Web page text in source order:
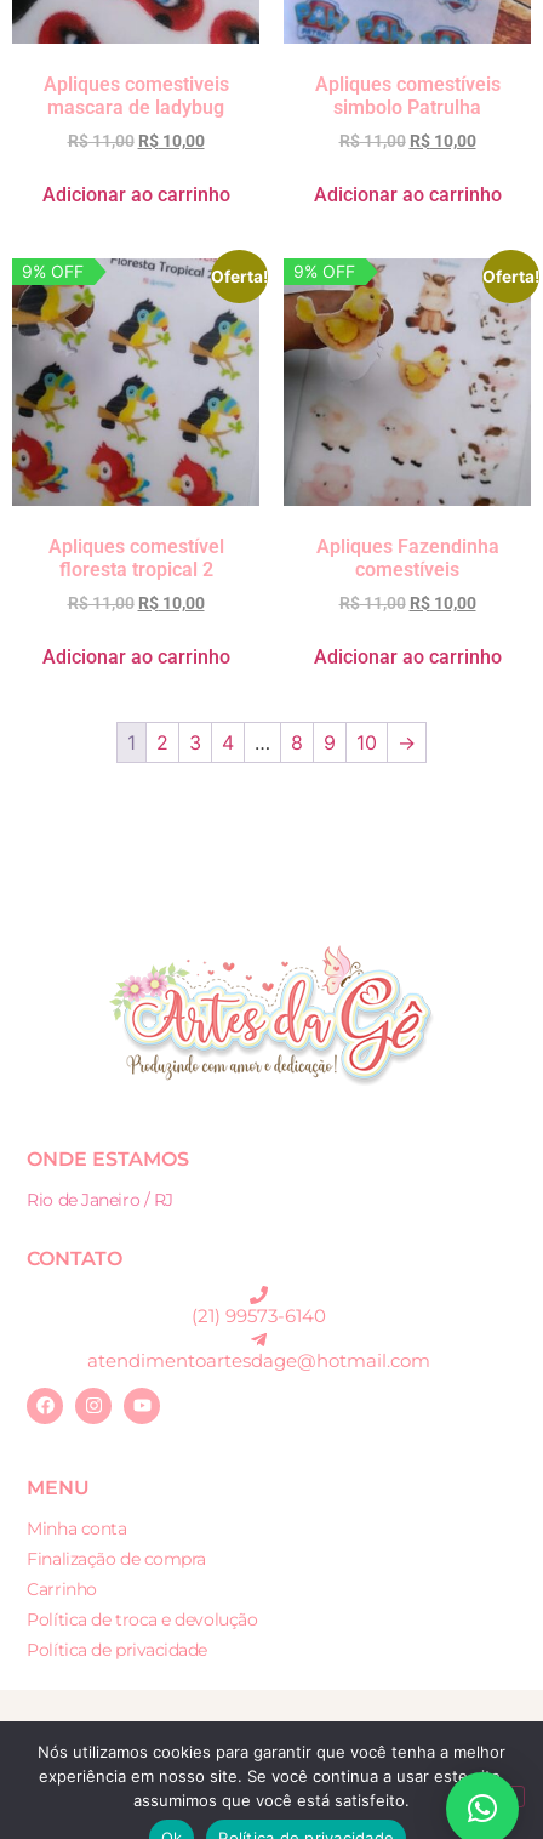
Apliques comestiveis
mascara de ladybug
R$11,00 R$10,00
Adicionar ao carrinho
Apliques comestíveis
simbolo Patrulha
R$11,00 R$10,00
Adicionar ao carrinho
Oferta!
9% OFF
Apliques comestível
floresta tropical 2
R$11,00 R$10,00
Adicionar ao carrinho
Oferta!
9% OFF
Apliques Fazendinha
comestíveis
R$11,00 R$10,00
Adicionar ao carrinho
1 2 3 4 … 8 9 10 →
ONDE ESTAMOS
Rio de Janeiro / RJ
CONTATO
(21) 99573-6140
atendimentoartesdage@hotmail.com
MENU
Minha conta
Finalização de compra
Carrinho
Política de troca e devolução
Política de privacidade
Desenvolvido por: Sites e Lojas Virtuais
Nós utilizamos cookies para garantir que você tenha a melhor
experiência em nosso site. Se você continua a usar este site,
assumimos que você está satisfeito.